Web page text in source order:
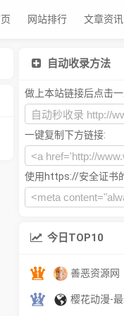
网站排行 文章资讯
自动收录方法
做上本站链接后点击
一键复制下方链接:
使用https://安全证书
今日TOP10
善恶资源网